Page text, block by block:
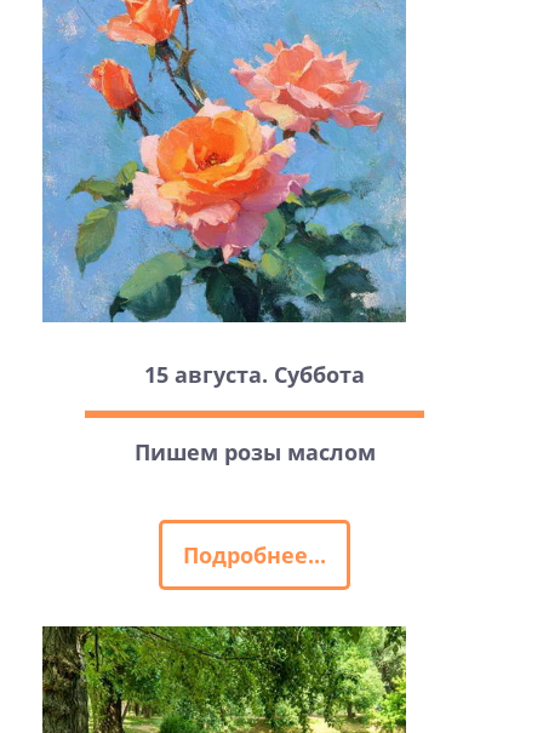
15 августа. Суббота
Пишем розы маслом
Подробнее...